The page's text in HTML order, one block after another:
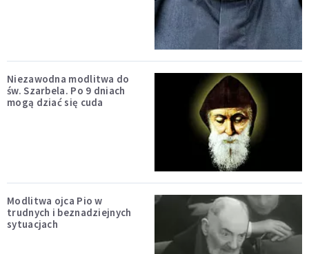
Niezawodna modlitwa do
św. Szarbela. Po 9 dniach
mogą dziać się cuda
Modlitwa ojca Pio w
trudnych i beznadziejnych
sytuacjach